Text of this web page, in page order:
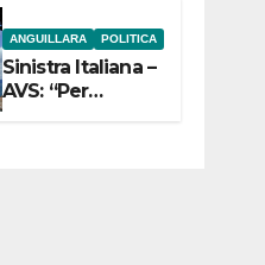
ANGUILLARA POLITICA
Sinistra Italiana –
AVS: “Per
Anguillara